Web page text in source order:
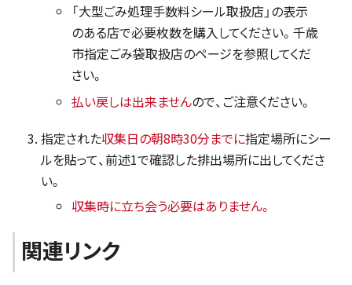
「大型ごみ処理手数料シール取扱店」の表示
のある店で必要枚数を購入してください。千歳
市指定ごみ袋取扱店のページを参照してくだ
さい。
払い戻しは出来ませんので、ご注意ください。
指定された収集日の朝8時30分までに指定場所にシー
ルを貼って、前述1で確認した排出場所に出してくださ
い。
収集時に立ち会う必要はありません。
関連リンク